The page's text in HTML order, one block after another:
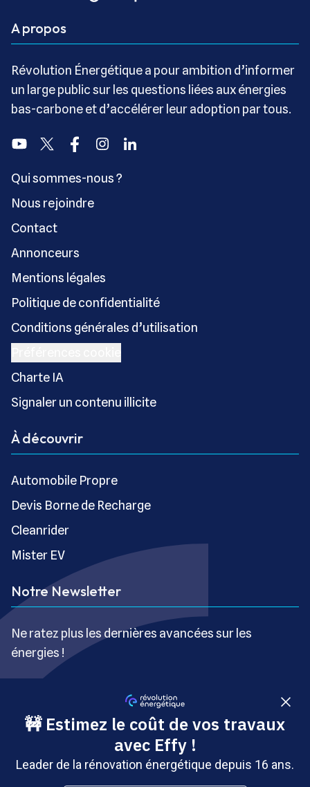
A propos
Révolution Énergétique a pour ambition d’informer
un large public sur les questions liées aux énergies
bas-carbone et d’accélérer leur adoption par tous.
YoutubeTwitter FacebookInstagramLinkedin
Qui sommes-nous ?
Nous rejoindre
Contact
Annonceurs
Mentions légales
Politique de confidentialité
Conditions générales d’utilisation
Charte IA
Signaler un contenu illicite
À découvrir
Automobile Propre
Devis Borne de Recharge
Cleanrider
Mister EV
Notre Newsletter
Ne ratez plus les dernières avancées sur les
énergies !
S’inscrire gratuitement
Copyright © Révolution Énergétique - Tous droits réservés
- Site édité par Saabre SAS, une société du groupe